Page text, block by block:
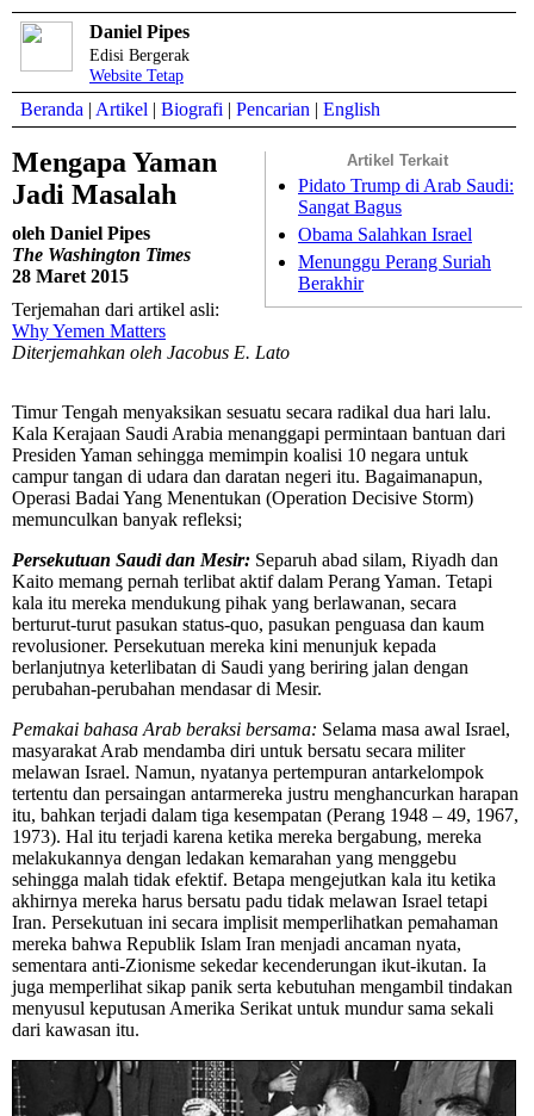
Daniel Pipes
Edisi Bergerak
Website Tetap
Beranda | Artikel | Biografi | Pencarian | English
Artikel Terkait
Pidato Trump di Arab Saudi:
Sangat Bagus
Obama Salahkan Israel
Menunggu Perang Suriah
Berakhir
Mengapa Yaman
Jadi Masalah
oleh Daniel Pipes
The Washington Times
28 Maret 2015
Terjemahan dari artikel asli:
Why Yemen Matters
Diterjemahkan oleh Jacobus E. Lato
Timur Tengah menyaksikan sesuatu secara radikal dua hari lalu.
Kala Kerajaan Saudi Arabia menanggapi permintaan bantuan dari
Presiden Yaman sehingga memimpin koalisi 10 negara untuk
campur tangan di udara dan daratan negeri itu. Bagaimanapun,
Operasi Badai Yang Menentukan (Operation Decisive Storm)
memunculkan banyak refleksi;
Persekutuan Saudi dan Mesir: Separuh abad silam, Riyadh dan
Kaito memang pernah terlibat aktif dalam Perang Yaman. Tetapi
kala itu mereka mendukung pihak yang berlawanan, secara
berturut-turut pasukan status-quo, pasukan penguasa dan kaum
revolusioner. Persekutuan mereka kini menunjuk kepada
berlanjutnya keterlibatan di Saudi yang beriring jalan dengan
perubahan-perubahan mendasar di Mesir.
Pemakai bahasa Arab beraksi bersama: Selama masa awal Israel,
masyarakat Arab mendamba diri untuk bersatu secara militer
melawan Israel. Namun, nyatanya pertempuran antarkelompok
tertentu dan persaingan antarmereka justru menghancurkan harapan
itu, bahkan terjadi dalam tiga kesempatan (Perang 1948 – 49, 1967,
1973). Hal itu terjadi karena ketika mereka bergabung, mereka
melakukannya dengan ledakan kemarahan yang menggebu
sehingga malah tidak efektif. Betapa mengejutkan kala itu ketika
akhirnya mereka harus bersatu padu tidak melawan Israel tetapi
Iran. Persekutuan ini secara implisit memperlihatkan pemahaman
mereka bahwa Republik Islam Iran menjadi ancaman nyata,
sementara anti-Zionisme sekedar kecenderungan ikut-ikutan. Ia
juga memperlihat sikap panik serta kebutuhan mengambil tindakan
menyusul keputusan Amerika Serikat untuk mundur sama sekali
dari kawasan itu.